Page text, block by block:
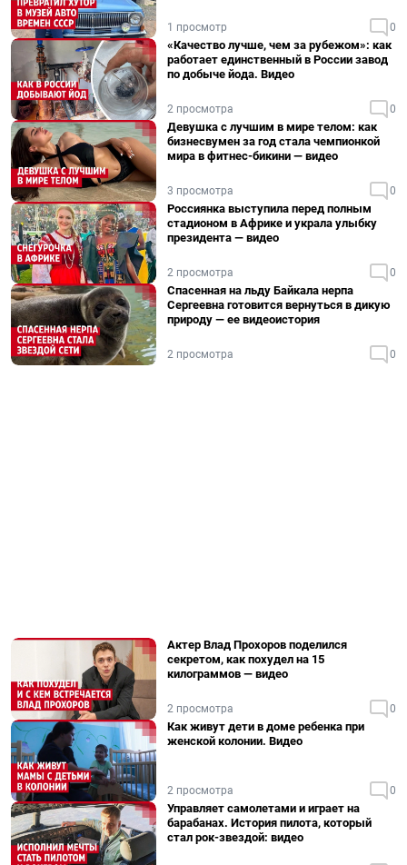
1 просмотр 0
«Качество лучше, чем за рубежом»: как
работает единственный в России завод
по добыче йода. Видео
2 просмотра 0
Девушка с лучшим в мире телом: как
бизнесвумен за год стала чемпионкой
мира в фитнес-бикини — видео
3 просмотра 0
Россиянка выступила перед полным
стадионом в Африке и украла улыбку
президента — видео
2 просмотра 0
Спасенная на льду Байкала нерпа
Сергеевна готовится вернуться в дикую
природу — ее видеоистория
2 просмотра 0
Актер Влад Прохоров поделился
секретом, как похудел на 15
килограммов — видео
2 просмотра 0
Как живут дети в доме ребенка при
женской колонии. Видео
2 просмотра 0
Управляет самолетами и играет на
барабанах. История пилота, который
стал рок-звездой: видео